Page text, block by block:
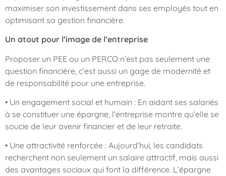
maximiser son investissement dans ses employés tout en
optimisant sa gestion financière.
Un atout pour l’image de l’entreprise
Proposer un PEE ou un PERCO n’est pas seulement une
question financière, c’est aussi un gage de modernité et
de responsabilité pour une entreprise.
• Un engagement social et humain : En aidant ses salariés
à se constituer une épargne, l’entreprise montre qu’elle se
soucie de leur avenir financier et de leur retraite.
• Une attractivité renforcée : Aujourd’hui, les candidats
recherchent non seulement un salaire attractif, mais aussi
des avantages sociaux qui font la différence. L’épargne